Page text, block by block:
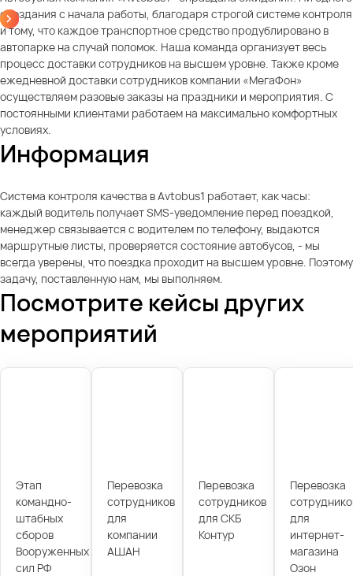
опоздания с начала работы, благодаря строгой системе контроля
и тому, что каждое транспортное средство продублировано в
автопарке на случай поломок. Наша команда организует весь
процесс доставки сотрудников на высшем уровне. Также кроме
ежедневной доставки сотрудников компании «МегаФон»
осуществляем разовые заказы на праздники и мероприятия. С
постоянными клиентами работаем на максимально комфортных
условиях.
Информация
Система контроля качества в Avtobus1 работает, как часы:
каждый водитель получает SMS-уведомление перед поездкой,
менеджер связывается с водителем по телефону, выдаются
маршрутные листы, проверяется состояние автобусов, - мы
всегда уверены, что поездка проходит на высшем уровне. Поэтому
задачу, поставленную нам, мы выполняем.
Посмотрите кейсы других
мероприятий
Этап
командно-
штабных
сборов
Вооруженных
сил РФ
Перевозка
сотрудников
для
компании
АШАН
Перевозка
сотрудников
для СКБ
Контур
Перевозка
для
интернет-
магазина
Озон